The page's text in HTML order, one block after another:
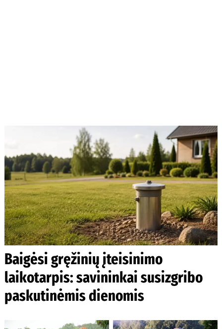
Baigėsi gręžinių įteisinimo
laikotarpis: savininkai susizgribo
paskutinėmis dienomis